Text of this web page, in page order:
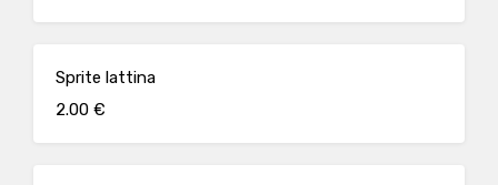
Sprite lattina
2.00 €